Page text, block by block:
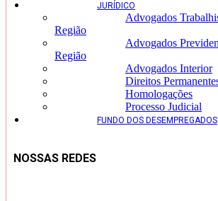
JURÍDICO
Advogados
Região
Advogados
Região
Advogados Interior
Direitos
Homologações
Processo Judicial
FUNDO DOS DESEMPREGADOS
NOSSAS REDES